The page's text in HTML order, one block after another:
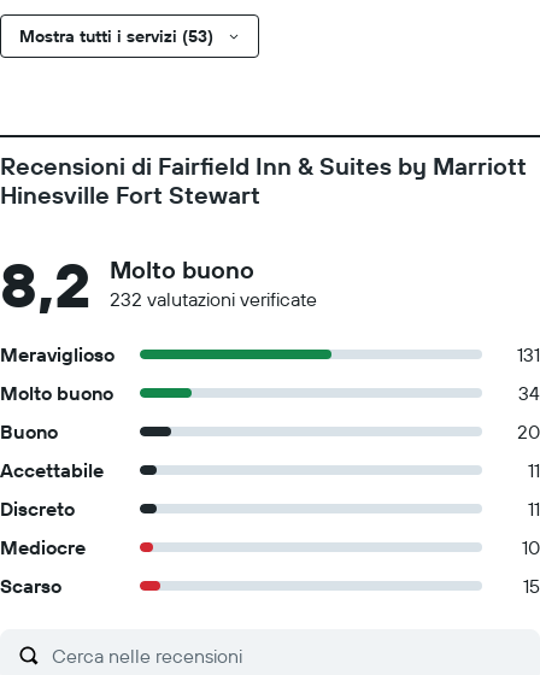
Mostra tutti i servizi (53)
Recensioni di Fairfield Inn & Suites by Marriott
Hinesville Fort Stewart
8,2 Molto buono
232 valutazioni verificate
Meraviglioso
131
Molto buono
34
Buono
20
Accettabile
11
Discreto
11
Mediocre
10
Scarso
15